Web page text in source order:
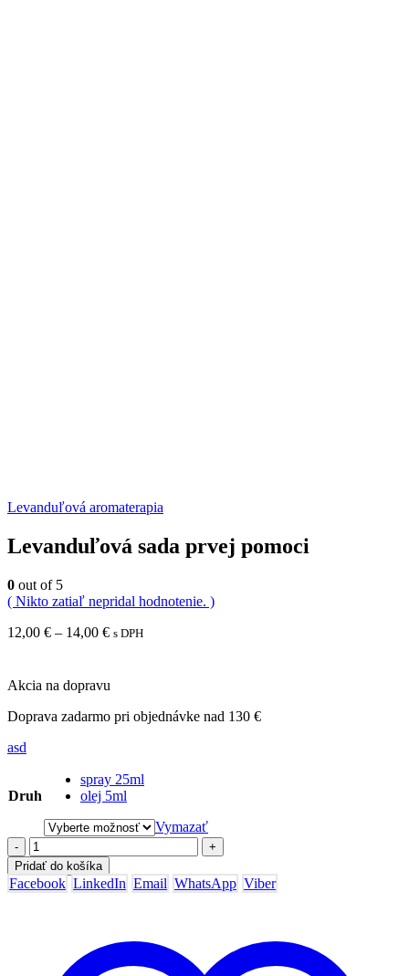
Levanduľová aromaterapia
Levanduľová sada prvej pomoci
0 out of 5
( Nikto zatiaľ nepridal hodnotenie. )
12,00 € – 14,00 €Price
through
s DPH
Akcia na dopravu
Doprava zadarmo pri objednávke nad 130 €
asd
Druh
spray 25ml
olej 5ml
Vymazať
-
+
Pridať do košíka
Facebook LinkedIn Email WhatsApp Viber